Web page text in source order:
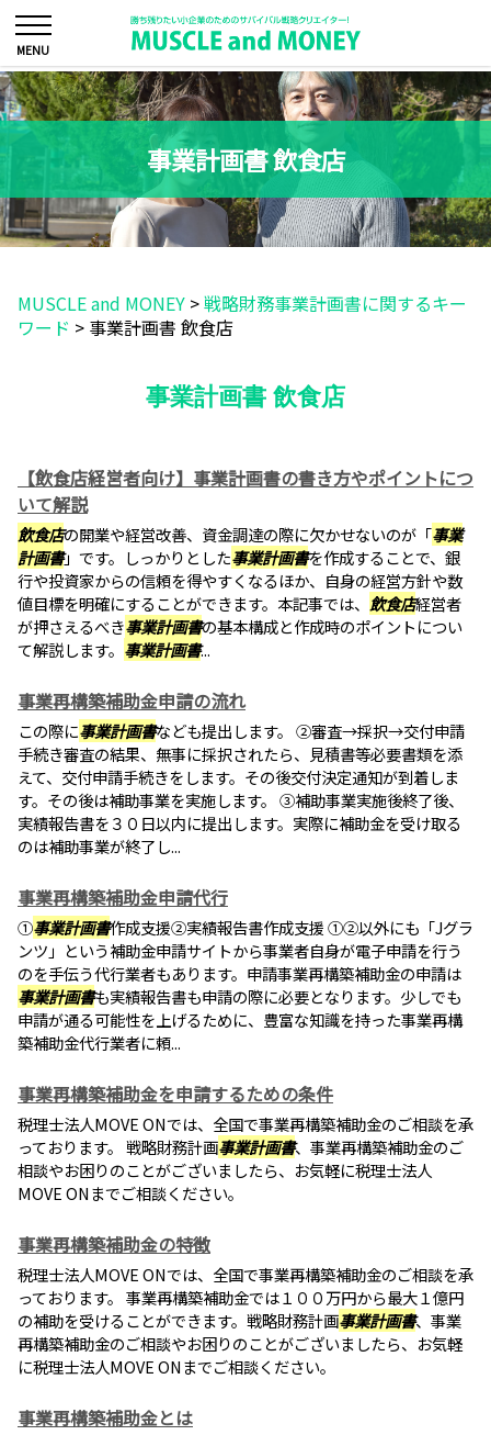
事業計画書 飲食店
MUSCLE and MONEY >戦略財務事業計画書に関するキー
ワード > 事業計画書 飲食店
事業計画書 飲食店
【飲食店経営者向け】事業計画書の書き方やポイントにつ
いて解説
飲食店の開業や経営改善、資金調達の際に欠かせないのが「事業
計画書」です。しっかりとした事業計画書を作成することで、銀
行や投資家からの信頼を得やすくなるほか、自身の経営方針や数
値目標を明確にすることができます。本記事では、 飲食店経営者
が押さえるべき事業計画書の基本構成と作成時のポイントについ
て解説します。 事業計画書...
事業再構築補助金申請の流れ
この際に事業計画書なども提出します。 ②審査→採択→交付申請
手続き審査の結果、無事に採択されたら、見積書等必要書類を添
えて、交付申請手続きをします。その後交付決定通知が到着しま
す。その後は補助事業を実施します。 ③補助事業実施後終了後、
実績報告書を３０日以内に提出します。実際に補助金を受け取る
のは補助事業が終了し...
事業再構築補助金申請代行
①事業計画書作成支援②実績報告書作成支援 ①②以外にも「Jグラ
ンツ」という補助金申請サイトから事業者自身が電子申請を行う
のを手伝う代行業者もあります。申請事業再構築補助金の申請は
事業計画書も実績報告書も申請の際に必要となります。少しでも
申請が通る可能性を上げるために、豊富な知識を持った事業再構
築補助金代行業者に頼...
事業再構築補助金を申請するための条件
税理士法人MOVE ONでは、全国で事業再構築補助金のご相談を承
っております。 戦略財務計画事業計画書、事業再構築補助金のご
相談やお困りのことがございましたら、お気軽に税理士法人
MOVE ONまでご相談ください。
事業再構築補助金の特徴
税理士法人MOVE ONでは、全国で事業再構築補助金のご相談を承
っております。 事業再構築補助金では１００万円から最大１億円
の補助を受けることができます。戦略財務計画事業計画書、事業
再構築補助金のご相談やお困りのことがございましたら、お気軽
に税理士法人MOVE ONまでご相談ください。
事業再構築補助金とは